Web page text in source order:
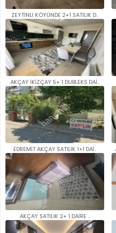
ZEYTİNLİ KÖYÜNDE 2+1 SATILIK D..
AKÇAY İKİZÇAY 5+ 1 DUBLEKS DAİ..
EDREMİT AKÇAY SATILIK 1+1 DAİ..
AKÇAY SATILIK 2+ 1 DAİRE ..